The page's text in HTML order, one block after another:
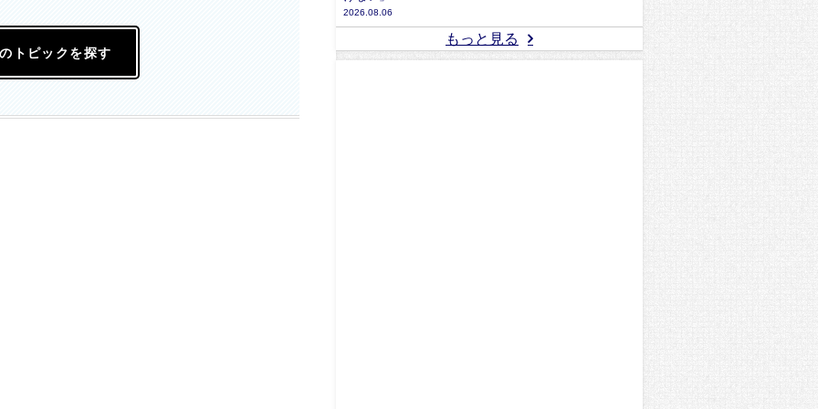
トピックを探す
2026.08.06
もっと見る